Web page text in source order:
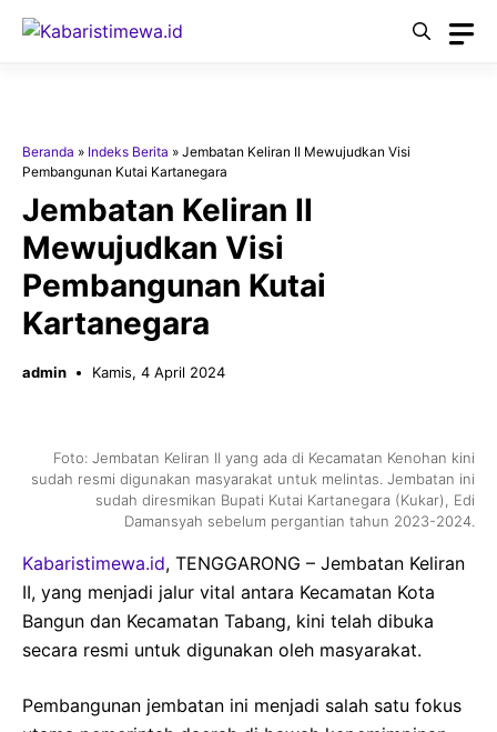
Langsung
Beranda » Indeks Berita » Jembatan Keliran II Mewujudkan Visi
Pembangunan Kutai Kartanegara
Jembatan Keliran II
Mewujudkan Visi
Pembangunan Kutai
Kartanegara
admin Kamis, 4 April 2024
Foto: Jembatan Keliran II yang ada di Kecamatan Kenohan kini
sudah resmi digunakan masyarakat untuk melintas. Jembatan ini
sudah diresmikan Bupati Kutai Kartanegara (Kukar), Edi
Damansyah sebelum pergantian tahun 2023-2024.
Kabaristimewa.id, TENGGARONG – Jembatan Keliran
II, yang menjadi jalur vital antara Kecamatan Kota
Bangun dan Kecamatan Tabang, kini telah dibuka
secara resmi untuk digunakan oleh masyarakat.
Pembangunan jembatan ini menjadi salah satu fokus